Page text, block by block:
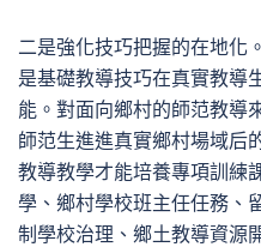
二是強化技巧把握的在地化
是基礎教導技巧在真實教導
能。對面向鄉村的師范教導
師范生進進真實鄉村場域后
教導教學才能培養專項訓練
學、鄉村學校班主任任務、
制學校治理、鄉土教導資源